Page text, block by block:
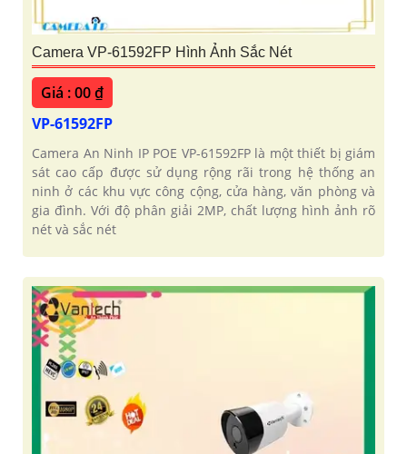
Camera VP-61592FP Hình Ảnh Sắc Nét
Giá : 00 ₫
VP-61592FP
Camera An Ninh IP POE VP-61592FP là một thiết bị giám
sát cao cấp được sử dụng rộng rãi trong hệ thống an
ninh ở các khu vực công cộng, cửa hàng, văn phòng và
gia đình. Với độ phân giải 2MP, chất lượng hình ảnh rõ
nét và sắc nét